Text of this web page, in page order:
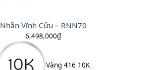
Nhẫn Vĩnh Cửu – RNN70
6,498,000₫
Vàng 416 10K